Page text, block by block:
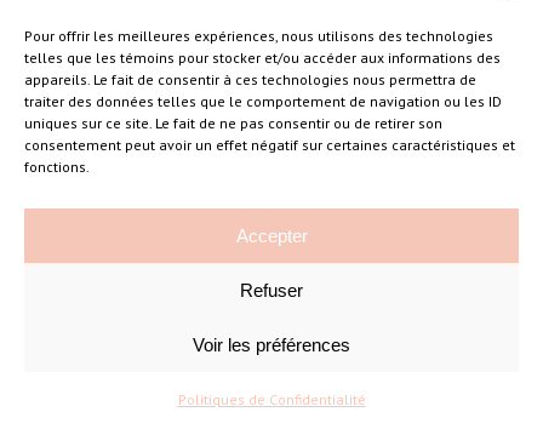
Pour offrir les meilleures expériences, nous utilisons des technologies
telles que les témoins pour stocker et/ou accéder aux informations des
appareils. Le fait de consentir à ces technologies nous permettra de
traiter des données telles que le comportement de navigation ou les ID
uniques sur ce site. Le fait de ne pas consentir ou de retirer son
consentement peut avoir un effet négatif sur certaines caractéristiques et
fonctions.
Accepter
Refuser
Voir les préférences
Politiques de Confidentialité
–
Amélie Cousineau Photographe
©Amelie Cousineau Photographe